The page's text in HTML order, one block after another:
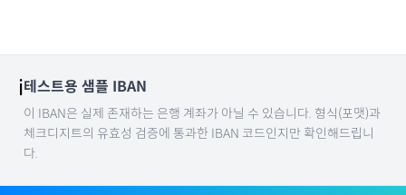
ℹ️테스트용 샘플 IBAN
이 IBAN은 실제 존재하는 은행 계좌가 아닐 수 있습니다. 형식(포맷)과
체크디지트의 유효성 검증에 통과한 IBAN 코드인지만 확인해드립니
다.